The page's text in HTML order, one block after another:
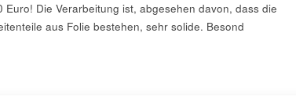
Euro! Die Verarbeitung ist, abgesehen davon, dass die
aus Folie bestehen, sehr solide. Besond